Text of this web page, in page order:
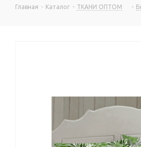
Главная - Каталог - ТКАНИ ОПТОМ -